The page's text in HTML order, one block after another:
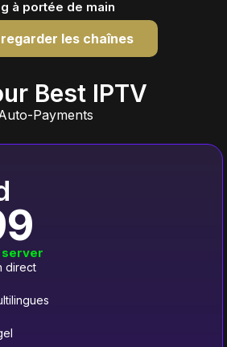
à portée de main
les chaînes
Best IPTV
Payments
direct